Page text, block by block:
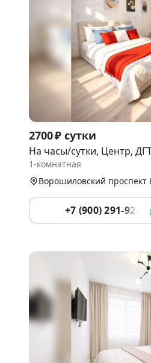
Item
1
of
2700 ₽ сутки
На часы/сутки, Центр,
1-комнатная
+7 (900) 291-92-83